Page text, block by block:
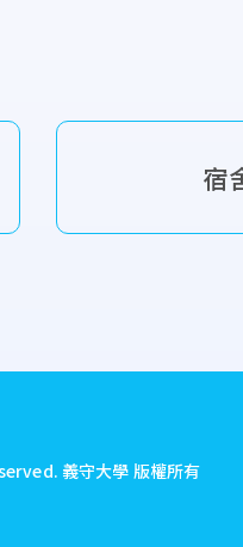
宿
義守大學 版權所有